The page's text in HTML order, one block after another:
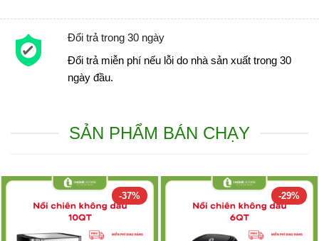
Đổi trả trong 30 ngày
Đổi trả miễn phí nếu lỗi do nhà sản xuất trong 30
ngày đầu.
SẢN PHẨM BÁN CHẠY
-37% -29%